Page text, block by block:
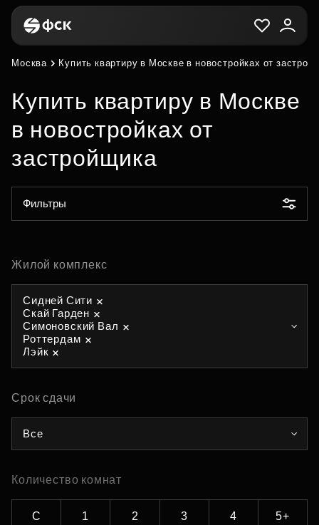
Москва Купить квартиру в Москве в новостройках от
Купить квартиру в Москве
в новостройках от
застройщика
Фильтры
Жилой комплекс
Сидней Сити
Скай Гарден
Симоновский Вал
Роттердам
Лэйк
Срок сдачи
Все
Количество комнат
С 1 2 3 4 5+